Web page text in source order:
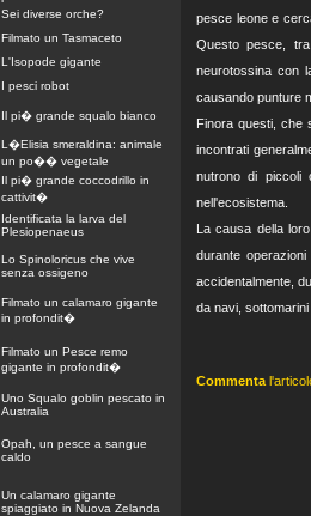
Sei diverse orche?
Filmato un Tasmaceto
L'Isopode gigante
I pesci robot
Il pi� grande squalo bianco
L�Elisia smeraldina: animale
un po�� vegetale
Il pi� grande coccodrillo in
cattivit�
Identificata la larva del
Plesiopenaeus
Lo Spinoloricus che vive
senza ossigeno
Filmato un calamaro gigante
in profondit�
Filmato un Pesce remo
gigante in profondit�
Uno Squalo goblin pescato in
Australia
Opah, un pesce a sangue
caldo
Un calamaro gigante
spiaggiato in Nuova Zelanda
pesce leone e
Questo pesce,
neurotossina con
causando punture
Finora questi, che
incontrati
nutrono di piccoli
nell'ecosistema.
La causa della
durante
accidentalmente,
da navi,
Commenta